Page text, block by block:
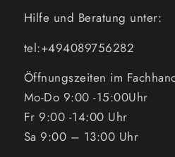
Hilfe und Beratung unter:
tel:+494089756282
Öffnungszeiten im
Mo-Do 9:00 -15:00Uhr
Fr 9:00 -14:00 Uhr
Sa 9:00 – 13:00 Uhr